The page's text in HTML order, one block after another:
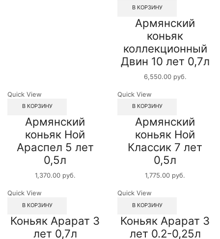
В КОРЗИНУ
Армянский
коньяк
коллекционный
Двин 10 лет 0,7л
6,550.00 руб.
Quick View
В КОРЗИНУ
Армянский
коньяк Ной
Араспел 5 лет
0,5л
1,370.00 руб.
Quick View
В КОРЗИНУ
Армянский
коньяк Ной
Классик 7 лет
0,5л
1,775.00 руб.
Quick View
В КОРЗИНУ
Коньяк Арарат 3
лет 0,7л
Quick View
В КОРЗИНУ
Коньяк Арарат 3
лет 0.2-0,25л